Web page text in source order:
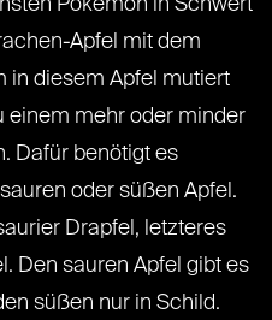
Pokémon in Schwert
Apfel mit dem
in diesem Apfel mutiert
einem mehr oder minder
Dafür benötigt es
oder süßen Apfel.
Drapfel, letzteres
Den sauren Apfel gibt es
süßen nur in Schild.